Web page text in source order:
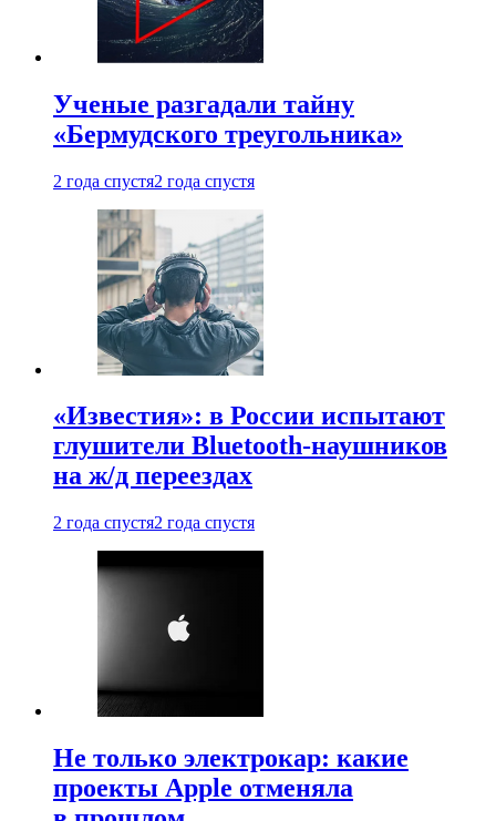
Ученые разгадали тайну
«Бермудского треугольника»
2 года спустя2 года спустя
«Известия»: в России испытают
глушители Bluetooth-наушников
на ж/д переездах
2 года спустя2 года спустя
Не только электрокар: какие
проекты Apple отменяла